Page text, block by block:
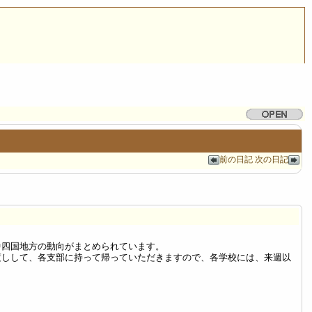
前の日記 次の日記
国地方の動向がまとめられています。
して、各支部に持って帰っていただきますので、各学校には、来週以